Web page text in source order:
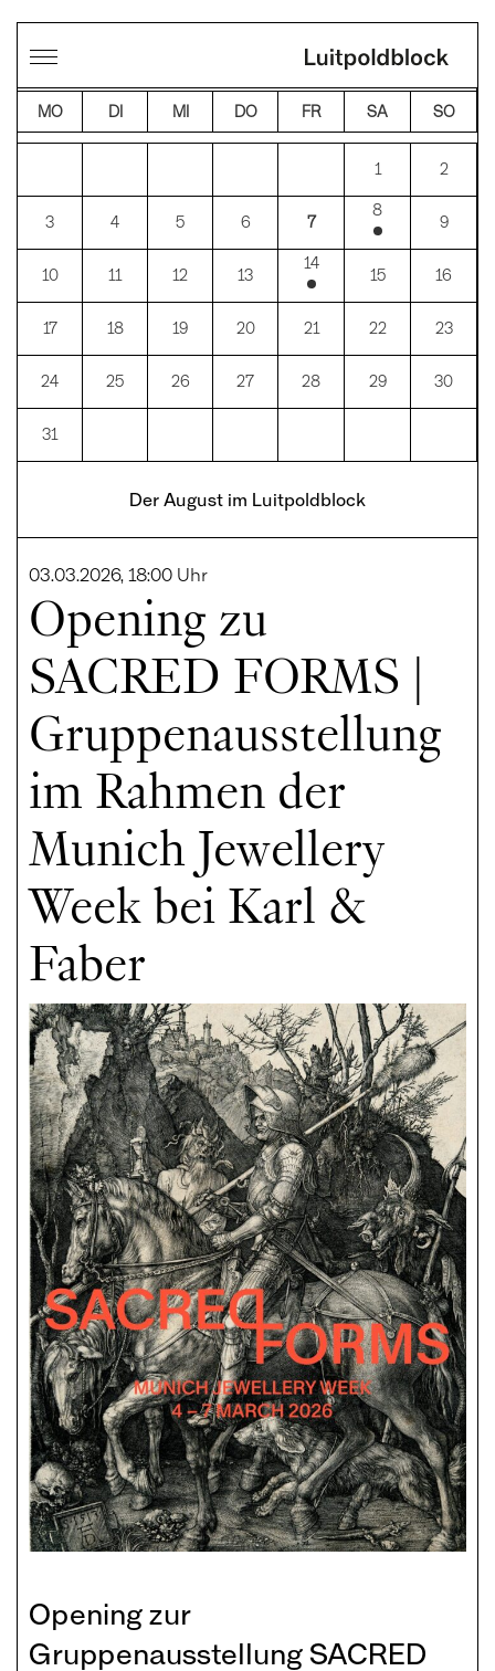
03.03.2026, 18:00 Uhr
Opening zu
SACRED FORMS |
Gruppenausstellung
im Rahmen der
Munich Jewellery
Week bei Karl &
Faber
Opening zur
Gruppenausstellung SACRED
MO DI MI DO FR SA SO
1 2
3 4 5 6 7
8
9
10 11 12 13
14
15 16
17 18 19 20 21 22 23
24 25 26 27 28 29 30
31
Der August im Luitpoldblock